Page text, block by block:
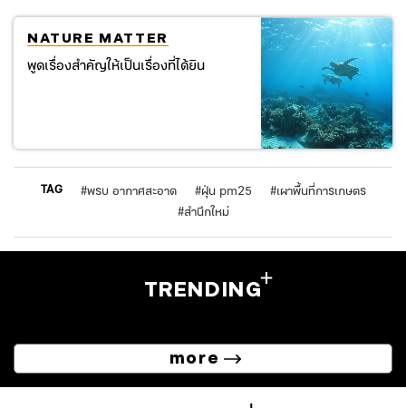
NATURE MATTER
พูดเรื่องสำคัญให้เป็นเรื่องที่ได้ยิน
TAG #พรบ อากาศสะอาด #ฝุ่น pm25 #เผาพื้นที่การเกษตร
#สำนึกใหม่
TRENDING
more